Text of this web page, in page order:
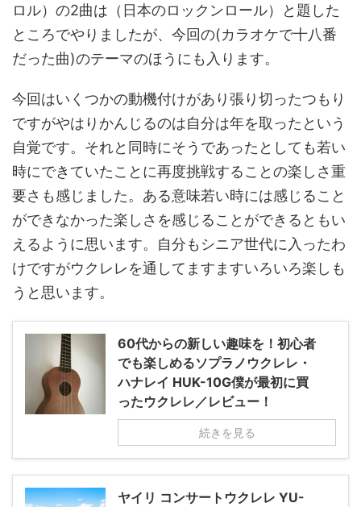
ロル）の2曲は（日本のロックンロール）と題した
ところでやりましたが、今回の(カラオケで十八番
だった曲)のテーマのほうにも入ります。
今回はいくつかの動機付けがあり張り切ったつもり
ですがやはりかんじるのは自分は年を取ったという
自覚です。それと同時にそうであったとしても若い
時にできていたことに再度挑戦することの楽しさ重
要さも感じました。ある意味若い時には感じること
ができなかった楽しさを感じることができるともい
えるように思います。自分もシニア世代に入ったわ
けですがウクレレを通してますますいろいろ楽しも
うと思います。
60代からの新しい趣味を！初心者
でも楽しめるソプラノウクレレ・
ハナレイ HUK-10G僕が最初に買
ったウクレレ／レビュー！
続きを見る
ヤイリ コンサートウクレレ YU-